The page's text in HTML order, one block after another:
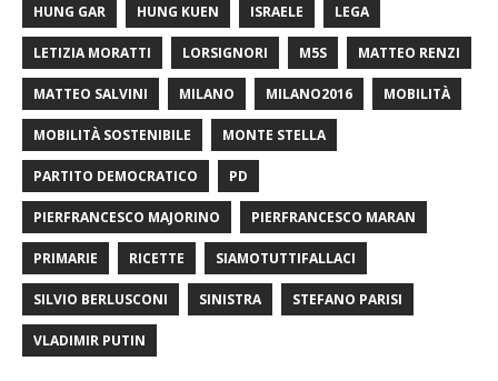
HUNG GAR HUNG KUEN ISRAELE LEGA
LETIZIA MORATTI LORSIGNORI M5S MATTEO RENZI
MATTEO SALVINI MILANO MILANO2016 MOBILITÀ
MOBILITÀ SOSTENIBILE MONTE STELLA
PARTITO DEMOCRATICO PD
PIERFRANCESCO MAJORINO PIERFRANCESCO MARAN
PRIMARIE RICETTE SIAMOTUTTIFALLACI
SILVIO BERLUSCONI SINISTRA STEFANO PARISI
VLADIMIR PUTIN